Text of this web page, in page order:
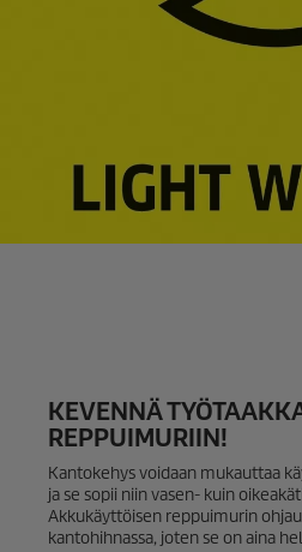
KEVENNÄ
REPPUIMURIIN!
Kantokehys voidaan mukauttaa
ja se sopii niin vasen- kuin
Akkukäyttöisen reppuimurin
kantohihnassa, joten se on aina